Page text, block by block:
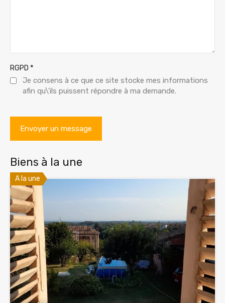
RGPD *
Je consens à ce que ce site stocke mes informations
afin qu\'ils puissent répondre à ma demande.
Biens à la une
A la une